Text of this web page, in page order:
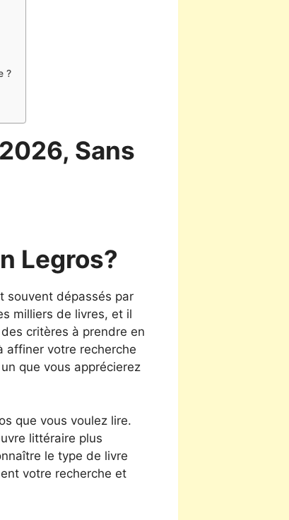
?
Sans
Legros?
souvent dépassés par
milliers de livres, et il
critères à prendre en
affiner votre recherche
que vous apprécierez
que vous voulez lire.
littéraire plus
le type de livre
votre recherche et